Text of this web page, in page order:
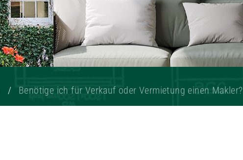
Benötige ich für Verkauf oder Vermietung einen Makler?